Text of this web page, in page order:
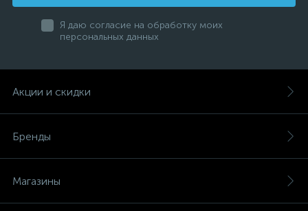
Я даю согласие на обработку моих
персональных данных
Акции и скидки
Бренды
Магазины